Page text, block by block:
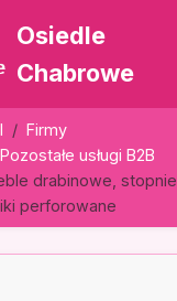
Osiedle
Chabrowe
Firmy
Pozostałe usługi B2B
drabinowe, stopnie
perforowane